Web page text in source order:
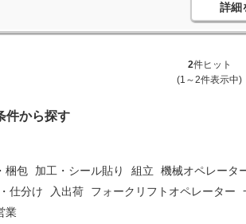
詳細
2件ヒット
(1～2件表示中)
件から探す
梱包 加工・シール貼り 組立 機械オペレータ
仕分け
入出荷 フォークリフトオペレーター
業